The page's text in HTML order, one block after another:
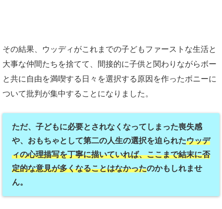
その結果、ウッディがこれまでの子どもファーストな生活と
大事な仲間たちを捨てて、間接的に子供と関わりながらボー
と共に自由を満喫する日々を選択する原因を作ったボニーに
ついて批判が集中することになりました。
ただ、子どもに必要とされなくなってしまった喪失感
や、おもちゃとして第二の人生の選択を迫られたウッデ
ィの心理描写を丁寧に描いていれば、ここまで結末に否
定的な意見が多くなることはなかったのかもしれませ
ん。